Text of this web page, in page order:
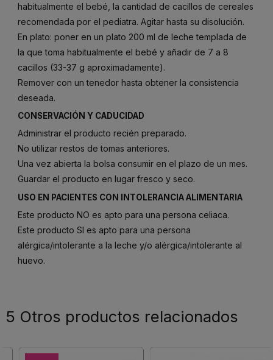
habitualmente el bebé, la cantidad de cacillos de cereales
recomendada por el pediatra. Agitar hasta su disolución.
En plato: poner en un plato 200 ml de leche templada de
la que toma habitualmente el bebé y añadir de 7 a 8
cacillos (33-37 g aproximadamente).
Remover con un tenedor hasta obtener la consistencia
deseada.
CONSERVACIÓN Y CADUCIDAD
Administrar el producto recién preparado.
No utilizar restos de tomas anteriores.
Una vez abierta la bolsa consumir en el plazo de un mes.
Guardar el producto en lugar fresco y seco.
USO EN PACIENTES CON INTOLERANCIA ALIMENTARIA
Este producto NO es apto para una persona celiaca.
Este producto SI es apto para una persona
alérgica/intolerante a la leche y/o alérgica/intolerante al
huevo.
5 Otros productos relacionados